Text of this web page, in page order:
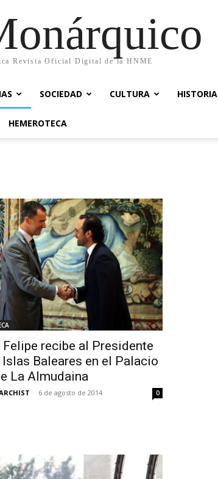
Revista Oficial Digital de la HNME
SOCIEDAD CULTURA HISTORIA
HEMEROTECA
Felipe recibe al Presidente
Baleares en el Palacio
La Almudaina
- 6 de agosto de 2014 0